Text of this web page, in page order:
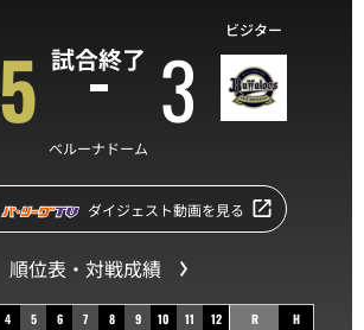
試合終了
5 3
ビジター
ベルーナドーム
ダイジェスト動画を見る
順位表・対戦成績
4 5 6 7 8 9 10 11 12 R H